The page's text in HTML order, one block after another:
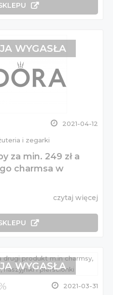
2021-04-12
i zegarki
za min. 249 zł a
charmsa w
czytaj więcej
WYGASŁA
2021-03-31
WYGASŁA